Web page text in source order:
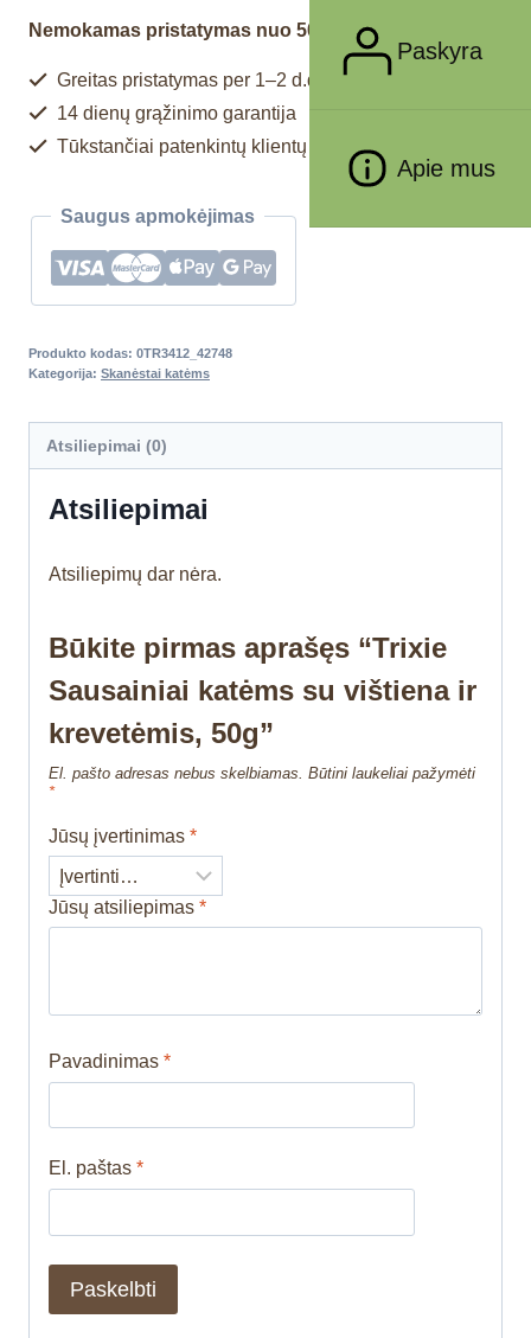
Paskyra
Apie mus
Nemokamas pristatymas nuo 50€
Greitas pristatymas per 1–2 d.d.
14 dienų grąžinimo garantija
Tūkstančiai patenkintų klientų
Saugus apmokėjimas
Produkto kodas: 0TR3412_42748
Kategorija: Skanėstai katėms
Atsiliepimai (0)
Atsiliepimai
Atsiliepimų dar nėra.
Būkite pirmas aprašęs “Trixie
Sausainiai katėms su vištiena ir
krevetėmis, 50g”
El. pašto adresas nebus skelbiamas. Būtini laukeliai pažymėti
*
Jūsų įvertinimas *
Jūsų atsiliepimas *
Pavadinimas *
El. paštas *